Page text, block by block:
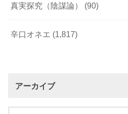
真実探究（陰謀論） (90)
辛口オネエ (1,817)
アーカイブ